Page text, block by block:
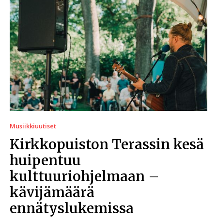
Musiikkiuutiset
Kirkkopuiston Terassin kesä
huipentuu
kulttuuriohjelmaan –
kävijämäärä
ennätyslukemissa